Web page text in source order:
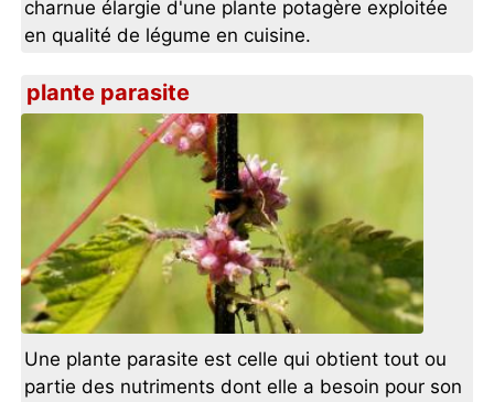
charnue élargie d'une plante potagère exploitée
en qualité de légume en cuisine.
plante parasite
Une plante parasite est celle qui obtient tout ou
partie des nutriments dont elle a besoin pour son